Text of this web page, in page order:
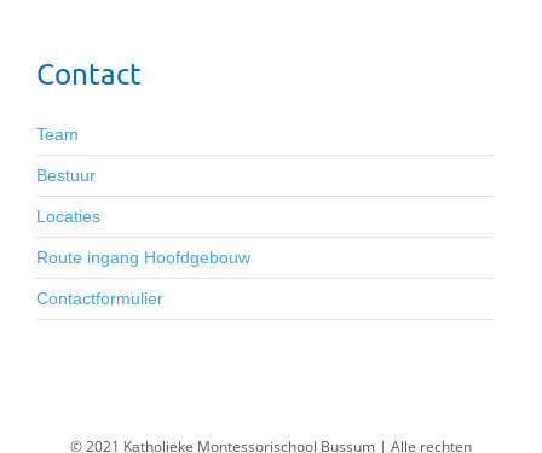
Contact
Team
Bestuur
Locaties
Route ingang Hoofdgebouw
Contactformulier
© 2021 Katholieke Montessorischool Bussum | Alle rechten